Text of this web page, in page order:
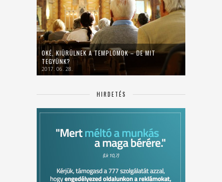
OKÉ, KIÜRÜLNEK A TEMPLOMOK – DE MIT
TEGYÜNK?
2017. 06. 28.
HIRDETÉS